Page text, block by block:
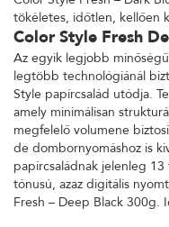
tökéletes, időtlen, kellően
Color Style Fresh
Az egyik legjobb
legtöbb technológiánál
Style papírcsalád utódja.
amely minimálisan
megfelelő volumene
de dombornyomáshoz is
papírcsaládnak jelenleg
tónusú, azaz digitális
Fresh – Deep Black 300g.